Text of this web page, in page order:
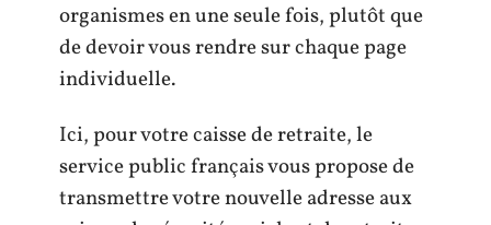
organismes en une seule fois, plutôt que
de devoir vous rendre sur chaque page
individuelle.
Ici, pour votre caisse de retraite, le
service public français vous propose de
transmettre votre nouvelle adresse aux